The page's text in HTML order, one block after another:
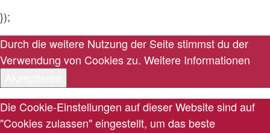
});
Durch die weitere Nutzung der Seite stimmst du der
Verwendung von Cookies zu. Weitere Informationen
Die Cookie-Einstellungen auf dieser Website sind auf
"Cookies zulassen" eingestellt, um das beste